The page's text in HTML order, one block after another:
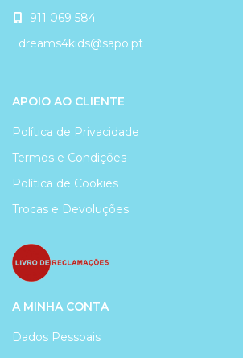
911 069 584
dreams4kids@sapo.pt
APOIO AO CLIENTE
Política de Privacidade
Termos e Condições
Política de Cookies
Trocas e Devoluções
A MINHA CONTA
Dados Pessoais